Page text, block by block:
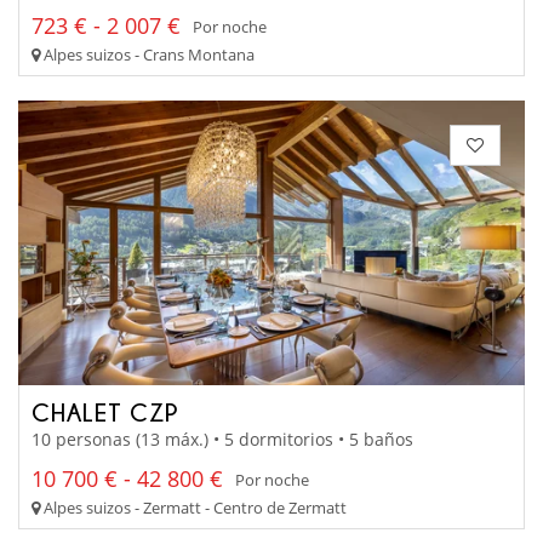
723 € - 2 007 €
Por noche
Alpes suizos - Crans Montana
CHALET CZP
10 personas (13 máx.) • 5 dormitorios • 5 baños
10 700 € - 42 800 €
Por noche
Alpes suizos - Zermatt - Centro de Zermatt